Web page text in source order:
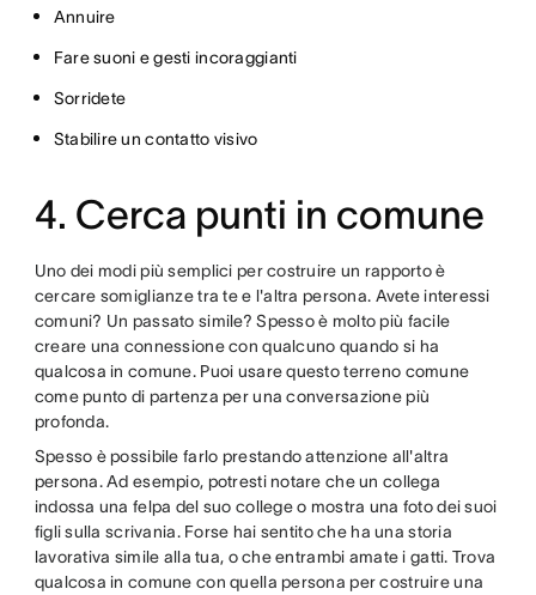
Annuire
Fare suoni e gesti incoraggianti
Sorridete
Stabilire un contatto visivo
4. Cerca punti in comune
Uno dei modi più semplici per costruire un rapporto è
cercare somiglianze tra te e l'altra persona. Avete interessi
comuni? Un passato simile? Spesso è molto più facile
creare una connessione con qualcuno quando si ha
qualcosa in comune. Puoi usare questo terreno comune
come punto di partenza per una conversazione più
profonda.
Spesso è possibile farlo prestando attenzione all'altra
persona. Ad esempio, potresti notare che un collega
indossa una felpa del suo college o mostra una foto dei suoi
figli sulla scrivania. Forse hai sentito che ha una storia
lavorativa simile alla tua, o che entrambi amate i gatti. Trova
qualcosa in comune con quella persona per costruire una